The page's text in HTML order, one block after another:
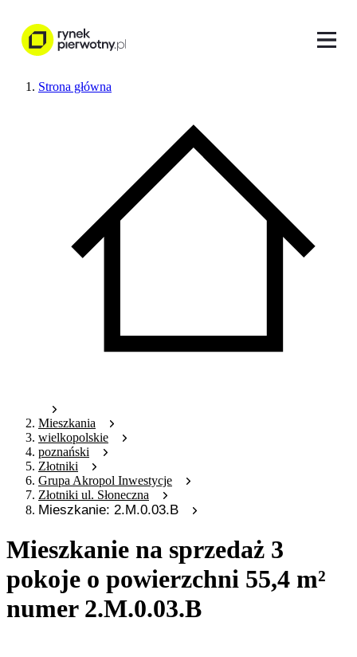
Strona główna
Mieszkania
wielkopolskie
poznański
Złotniki
Grupa Akropol Inwestycje
Złotniki ul. Słoneczna
Mieszkanie: 2.M.0.03.B
Mieszkanie na sprzedaż 3
pokoje o powierzchni 55,4 m²
numer 2.M.0.03.B